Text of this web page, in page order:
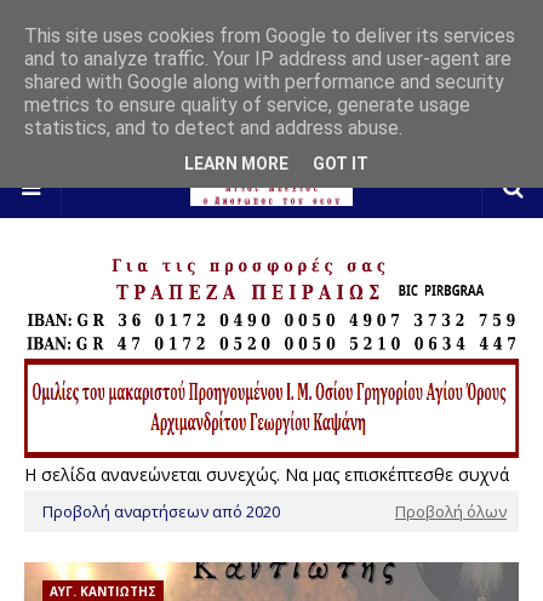
Η σελίδα ανανεώνεται συνεχώς. Να μας επισκέπτεσθε συχνά
Προβολή αναρτήσεων από 2020 Προβολή όλων
ΑΥΓ. ΚΑΝΤΙΩΤΗΣ
This site uses cookies from Google to deliver its services
and to analyze traffic. Your IP address and user-agent are
shared with Google along with performance and security
metrics to ensure quality of service, generate usage
statistics, and to detect and address abuse.
LEARN MORE GOT IT